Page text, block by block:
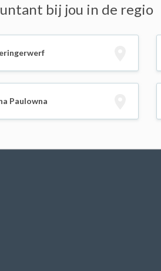
bij jou in de regio
Paulowna